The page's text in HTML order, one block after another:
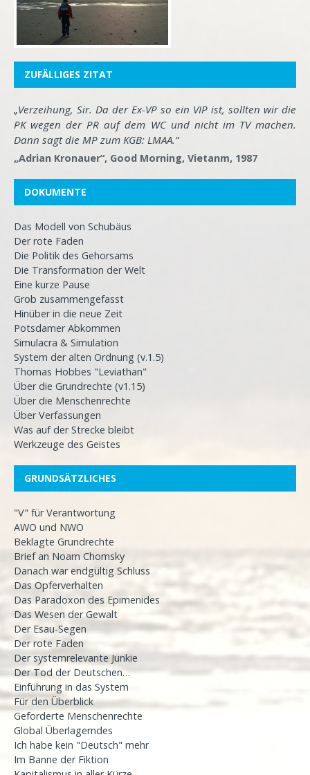
ZUFÄLLIGES ZITAT
„Verzeihung, Sir. Da der Ex-VP so ein VIP ist, sollten wir die
PK wegen der PR auf dem WC und nicht im TV machen.
Dann sagt die MP zum KGB: LMAA.“
„Adrian Kronauer“, Good Morning, Vietanm, 1987
DOKUMENTE
Das Modell von Schubäus
Der rote Faden
Die Politik des Gehorsams
Die Transformation der Welt
Eine kurze Pause
Grob zusammengefasst
Hinüber in die neue Zeit
Potsdamer Abkommen
Simulacra & Simulation
System der alten Ordnung (v.1.5)
Thomas Hobbes "Leviathan"
Über die Grundrechte (v1.15)
Über die Menschenrechte
Über Verfassungen
Was auf der Strecke bleibt
Werkzeuge des Geistes
GRUNDSÄTZLICHES
"V" für Verantwortung
AWO und NWO
Beklagte Grundrechte
Brief an Noam Chomsky
Danach war endgültig Schluss
Das Opferverhalten
Das Paradoxon des Epimenides
Das Wesen der Gewalt
Der Esau-Segen
Der rote Faden
Der systemrelevante Junkie
Der Tod der Deutschen…
Einführung in das System
Für den Überblick
Geforderte Menschenrechte
Global Überlagerndes
Ich habe kein "Deutsch" mehr
Im Banne der Fiktion